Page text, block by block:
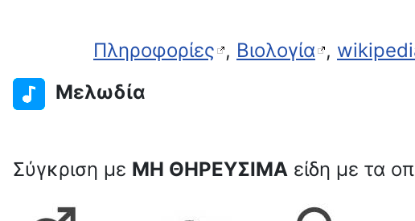
Πληροφορίες , Βιολογία ,
Μελωδία
Σύγκριση με ΜΗ ΘΗΡΕΥΣΙΜΑ είδη με τα